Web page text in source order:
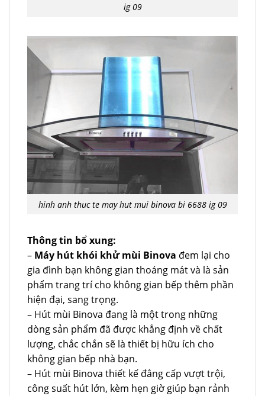
ig 09
hinh anh thuc te may hut mui binova bi 6688 ig 09
Thông tin bổ xung:
– Máy hút khói khử mùi Binova đem lại cho
gia đình bạn không gian thoáng mát và là sản
phẩm trang trí cho không gian bếp thêm phần
hiện đại, sang trọng.
– Hút mùi Binova đang là một trong những
dòng sản phẩm đã được khẳng định về chất
lượng, chắc chắn sẽ là thiết bị hữu ích cho
không gian bếp nhà bạn.
– Hút mùi Binova thiết kế đẳng cấp vượt trội,
công suất hút lớn, kèm hẹn giờ giúp bạn rảnh